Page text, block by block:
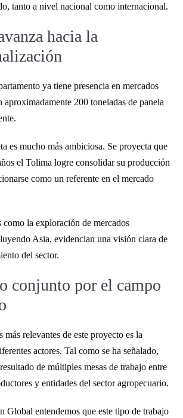
tanto a nivel nacional como internacional.
hacia la
ya tiene presencia en mercados
aproximadamente 200 toneladas de panela
es mucho más ambiciosa. Se proyecta que
el Tolima logre consolidar su producción
como un referente en el mercado
la exploración de mercados
Asia, evidencian una visión clara de
del sector.
conjunto por el campo
más relevantes de este proyecto es la
actores. Tal como se ha señalado,
de múltiples mesas de trabajo entre
y entidades del sector agropecuario.
Global entendemos que este tipo de trabajo